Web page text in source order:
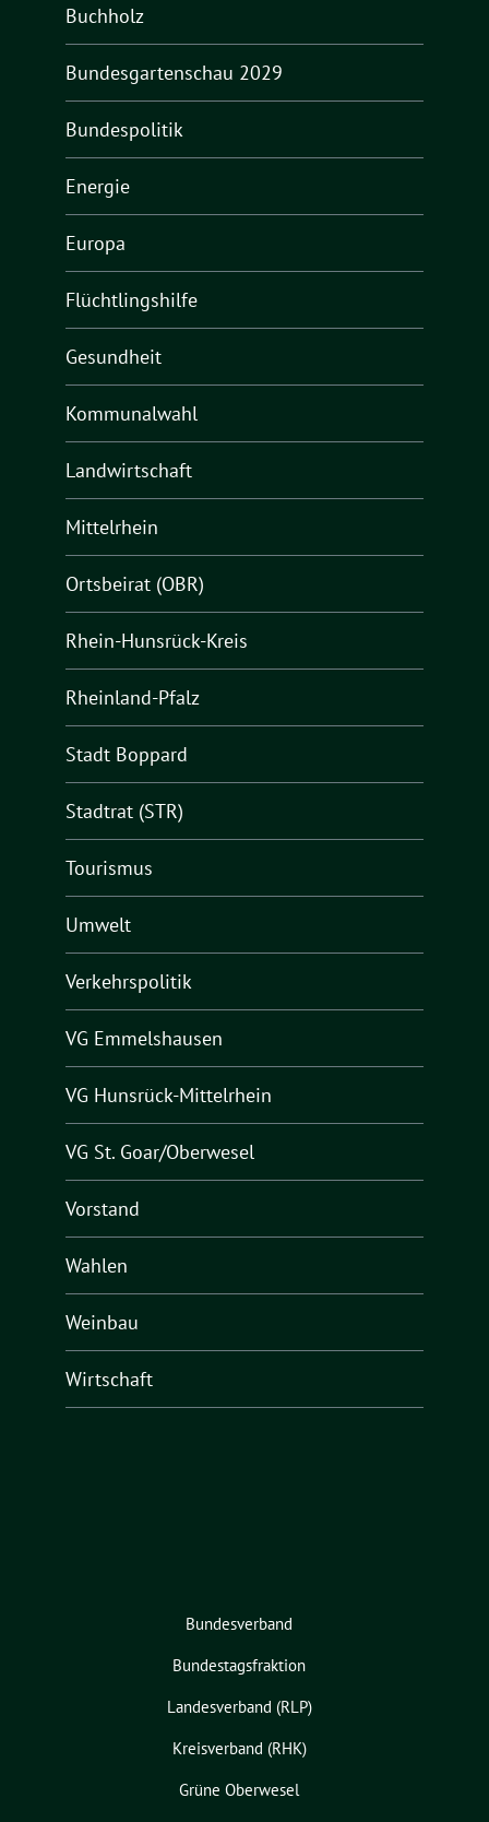
Buchholz
Bundesgartenschau 2029
Bundespolitik
Energie
Europa
Flüchtlingshilfe
Gesundheit
Kommunalwahl
Landwirtschaft
Mittelrhein
Ortsbeirat (OBR)
Rhein-Hunsrück-Kreis
Rheinland-Pfalz
Stadt Boppard
Stadtrat (STR)
Tourismus
Umwelt
Verkehrspolitik
VG Emmelshausen
VG Hunsrück-Mittelrhein
VG St. Goar/Oberwesel
Vorstand
Wahlen
Weinbau
Wirtschaft
Bundesverband
Bundestagsfraktion
Landesverband (RLP)
Kreisverband (RHK)
Grüne Oberwesel